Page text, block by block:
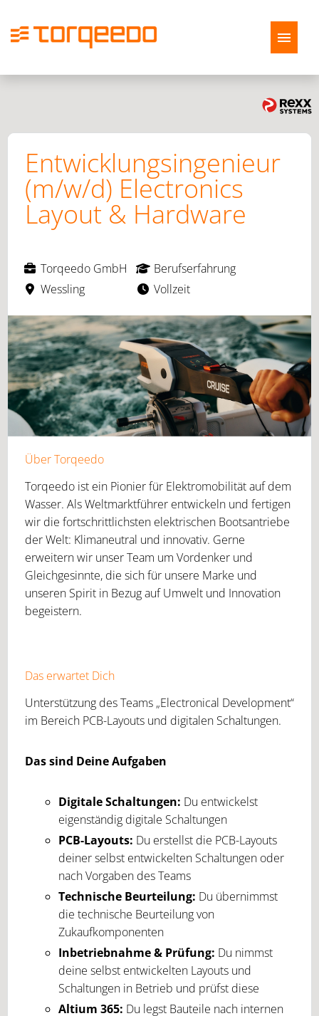
Bewerbungsprozess
FAQ
Entwicklungsingenieur
(m/w/d) Electronics
Layout & Hardware
Torqeedo GmbH
Wessling
Berufserfahrung
Vollzeit
Über Torqeedo
Torqeedo ist ein Pionier für Elektromobilität auf dem
Wasser. Als Weltmarktführer entwickeln und fertigen
wir die fortschrittlichsten elektrischen Bootsantriebe
der Welt: Klimaneutral und innovativ. Gerne
erweitern wir unser Team um Vordenker und
Gleichgesinnte, die sich für unsere Marke und
unseren Spirit in Bezug auf Umwelt und Innovation
begeistern.
Das erwartet Dich
Unterstützung des Teams „Electronical Development“
im Bereich PCB-Layouts und digitalen Schaltungen.
Das sind Deine Aufgaben
Digitale Schaltungen: Du entwickelst
eigenständig digitale Schaltungen
PCB-Layouts: Du erstellst die PCB-Layouts
deiner selbst entwickelten Schaltungen oder
nach Vorgaben des Teams
Technische Beurteilung: Du übernimmst
die technische Beurteilung von
Zukaufkomponenten
Inbetriebnahme & Prüfung: Du nimmst
deine selbst entwickelten Layouts und
Schaltungen in Betrieb und prüfst diese
Altium 365: Du legst Bauteile nach internen